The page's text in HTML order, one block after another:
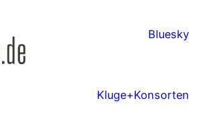
Bluesky
Kluge+Konsorten